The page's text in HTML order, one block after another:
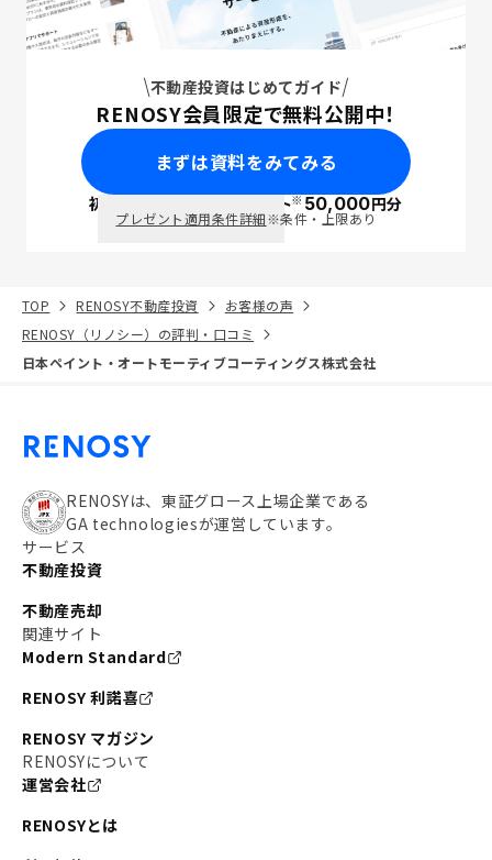
不動産投資はじめてガイド
RENOSY会員限定で無料公開中！
まずは資料をみてみる
初回面談で ポイント※50,000円分
プレゼント適用条件詳細※条件・上限あり
TOP RENOSY不動産投資
お客様の声
RENOSY（リノシー）の評判・口コミ
日本ペイント・オートモーティブコーティングス株式会社
RENOSYは、東証グロース上場企業である
GA technologiesが運営しています。
サービス
不動産投資
不動産売却
関連サイト
Modern Standard
RENOSY 利諾喜
RENOSY マガジン
RENOSYについて
運営会社
RENOSYとは